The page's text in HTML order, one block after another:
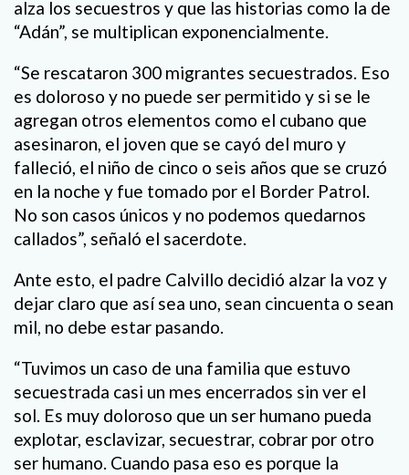
alza los secuestros y que las historias como la de
“Adán”, se multiplican exponencialmente.
“Se rescataron 300 migrantes secuestrados. Eso
es doloroso y no puede ser permitido y si se le
agregan otros elementos como el cubano que
asesinaron, el joven que se cayó del muro y
falleció, el niño de cinco o seis años que se cruzó
en la noche y fue tomado por el Border Patrol.
No son casos únicos y no podemos quedarnos
callados”, señaló el sacerdote.
Ante esto, el padre Calvillo decidió alzar la voz y
dejar claro que así sea uno, sean cincuenta o sean
mil, no debe estar pasando.
“Tuvimos un caso de una familia que estuvo
secuestrada casi un mes encerrados sin ver el
sol. Es muy doloroso que un ser humano pueda
explotar, esclavizar, secuestrar, cobrar por otro
ser humano. Cuando pasa eso es porque la